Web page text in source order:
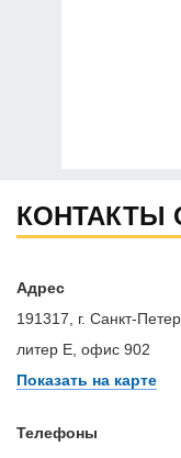
КОНТАКТЫ
Адрес
191317, г. Санкт-
литер Е, офис 902
Показать на карте
Телефоны